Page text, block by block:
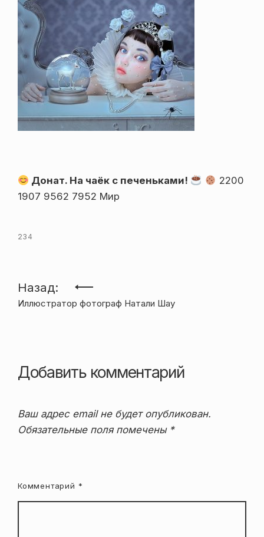
Донат. На чаёк с печеньками!
2200
1907 9562 7952 Мир
234
Навигация
по
Назад:
Иллюстратор фотограф Натали Шау
Добавить комментарий
Ваш адрес email не будет опубликован.
Обязательные поля помечены *
Комментарий *